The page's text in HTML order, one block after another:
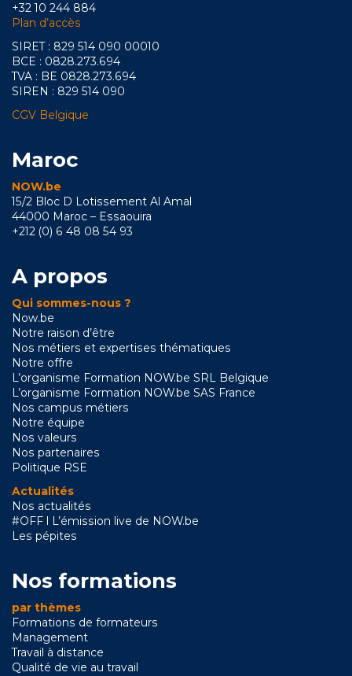
+32 10 244 884
Plan d’accès
SIRET : 829 514 090 00010
BCE : 0828.273.694
TVA : BE 0828.273.694
SIREN : 829 514 090
CGV Belgique
Maroc
NOW.be
15/2 Bloc D Lotissement Al Amal
44000 Maroc – Essaouira
+212 (0) 6 48 08 54 93
A propos
Qui sommes-nous ?
Now.be
Notre raison d’être
Nos métiers et expertises thématiques
Notre offre
L’organisme Formation NOW.be SRL Belgique
L’organisme Formation NOW.be SAS France
Nos campus métiers
Notre équipe
Nos valeurs
Nos partenaires
Politique RSE
Actualités
Nos actualités
#OFF l L’émission live de NOW.be
Les pépites
Nos formations
par thèmes
Formations de formateurs
Management
Travail à distance
Qualité de vie au travail